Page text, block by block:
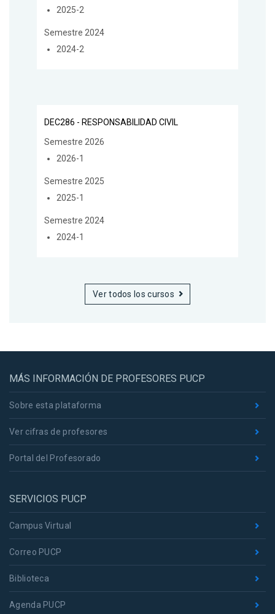
2025-2
Semestre 2024
2024-2
DEC286 - RESPONSABILIDAD CIVIL
Semestre 2026
2026-1
Semestre 2025
2025-1
Semestre 2024
2024-1
Ver todos los cursos
MÁS INFORMACIÓN DE PROFESORES PUCP
Sobre esta plataforma
Ver cifras de profesores
Portal del Profesorado
SERVICIOS PUCP
Campus Virtual
Correo PUCP
Biblioteca
Agenda PUCP